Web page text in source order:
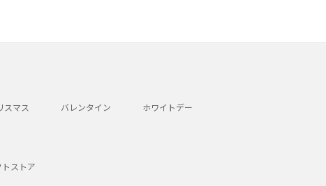
スマス バレンタイン ホワイトデー
ストア